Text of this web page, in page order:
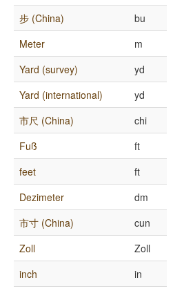
步 (China)
bu
Meter
m
Yard (survey)
yd
Yard (international)
yd
市尺 (China)
chi
Fuß
ft
feet
ft
Dezimeter
dm
市寸 (China)
cun
Zoll
Zoll
inch
in